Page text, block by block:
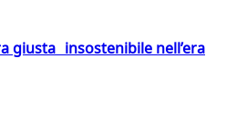
giusta insostenibile nell’era